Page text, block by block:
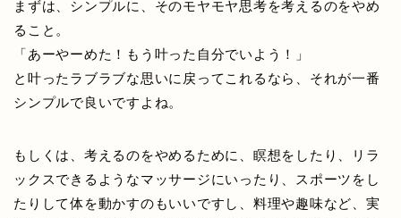
まずは、シンプルに、そのモヤモヤ思考を考えるのをやめ
ること。
「あーやーめた！もう叶った自分でいよう！」
と叶ったラブラブな思いに戻ってこれるなら、それが一番
シンプルで良いですよね。
もしくは、考えるのをやめるために、瞑想をしたり、リラ
ックスできるようなマッサージにいったり、スポーツをし
たりして体を動かすのもいいですし、料理や趣味など、実